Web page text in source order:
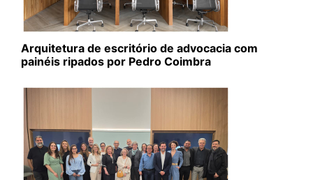
Arquitetura de escritório de advocacia com
painéis ripados por Pedro Coimbra